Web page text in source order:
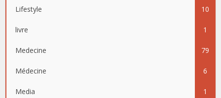
Lifestyle 10
livre 1
Medecine 79
Médecine 6
Media 1